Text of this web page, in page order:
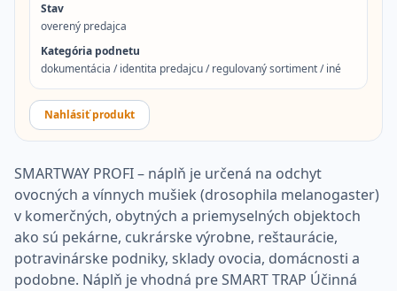
Stav
overený predajca
Kategória podnetu
dokumentácia / identita predajcu / regulovaný sortiment / iné
Nahlásiť produkt
SMARTWAY PROFI – náplň je určená na odchyt
ovocných a vínnych mušiek (drosophila melanogaster)
v komerčných, obytných a priemyselných objektoch
ako sú pekárne, cukrárske výrobne, reštaurácie,
potravinárske podniky, sklady ovocia, domácnosti a
podobne. Náplň je vhodná pre SMART TRAP Účinná